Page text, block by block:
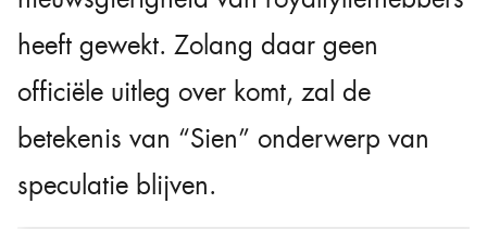
heeft gewekt. Zolang daar geen
officiële uitleg over komt, zal de
betekenis van “Sien” onderwerp van
speculatie blijven.